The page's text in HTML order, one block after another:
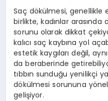
EKONOMI
EĞITIM
SIYASET
Saç dökülmesi, genellikle
birlikte, kadınlar arasında
sorunu olarak dikkat
kalıcı saç kaybına yol
estetik kaygıları değil,
da beraberinde
tıbbın sunduğu yenilikçi
dökülmesi sorununa
gelişiyor.